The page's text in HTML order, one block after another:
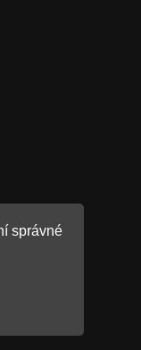
správné